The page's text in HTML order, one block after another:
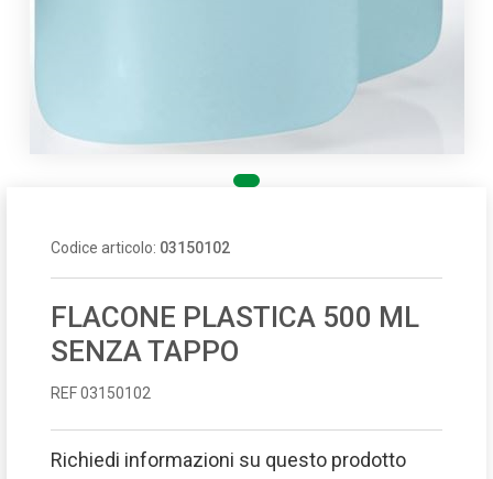
Codice articolo: 03150102
FLACONE PLASTICA 500 ML
SENZA TAPPO
REF 03150102
Richiedi informazioni su questo prodotto